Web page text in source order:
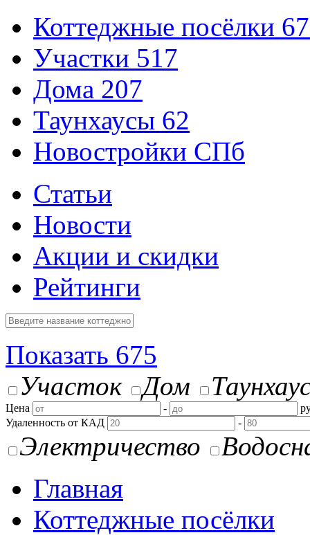
Коттеджные посёлки
Участки 517
Дома 207
Таунхаусы 62
Новостройки СПб
Статьи
Новости
Акции и скидки
Рейтинги
Показать 675
Участок
Дом
Цена -
Удаленность от КАД
-
Электричество
Главная
Коттеджные посёлки